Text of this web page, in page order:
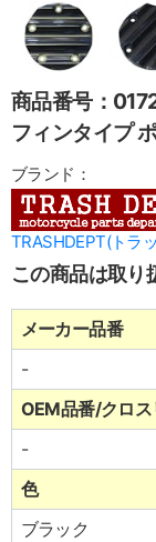
商品番号：
フィンタイプ
ブランド：
TRASHDEPT(トラ
この商品は取り
メーカー品番
-
OEM品番/クロ
-
色
ブラック